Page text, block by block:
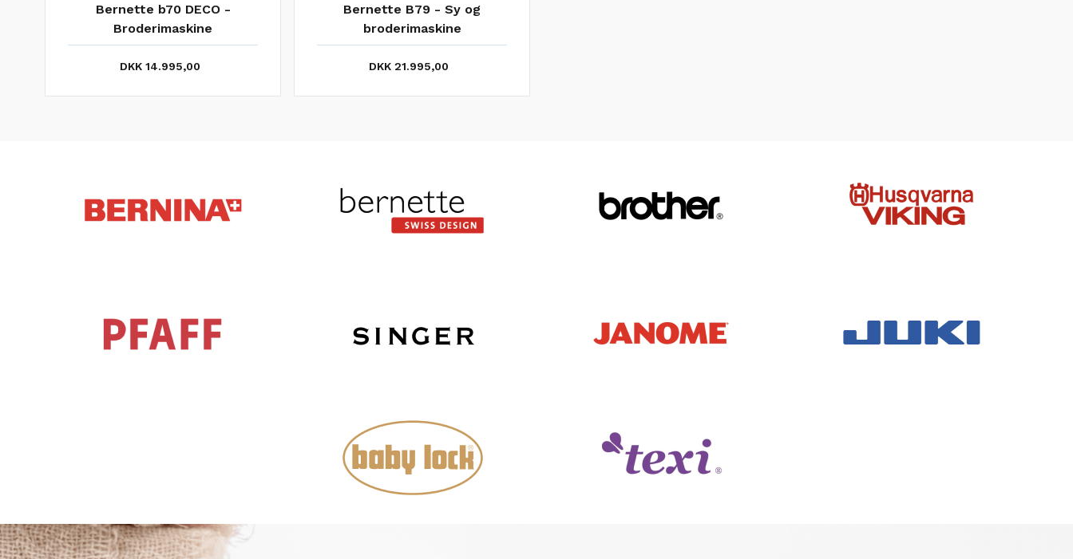
Bernette b70 DECO -
Broderimaskine
DKK 14.995,00
Bernette B79 - Sy og
broderimaskine
DKK 21.995,00